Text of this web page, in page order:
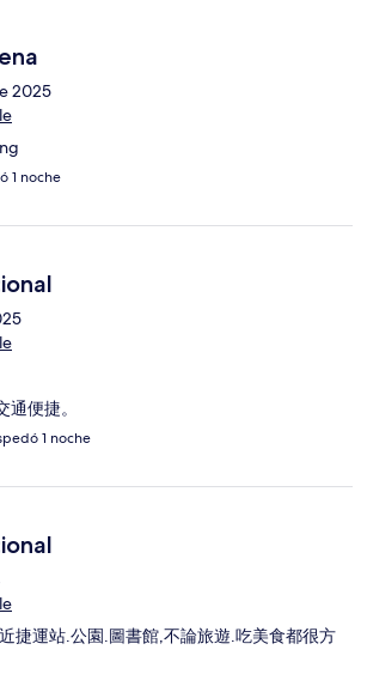
2025
1 noche
便捷。
1 noche
捷運站.公園.圖書館,不論旅遊.吃美食都很方